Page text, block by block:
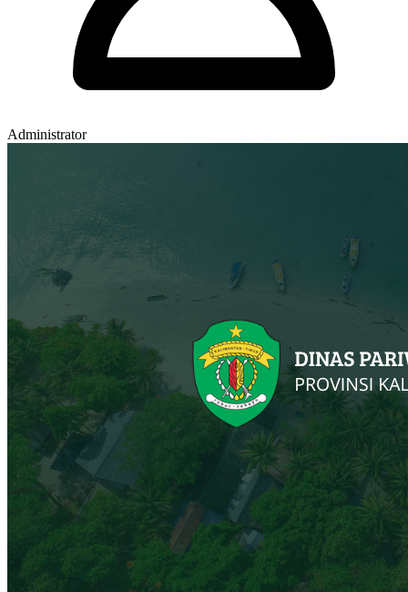
Administrator